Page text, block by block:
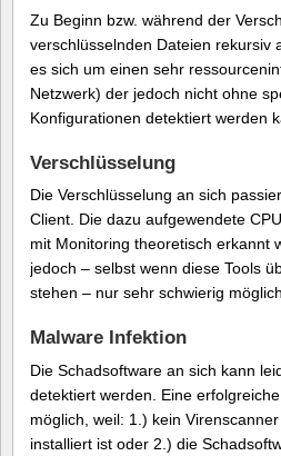
Zu Beginn bzw. während der
verschlüsselnden Dateien rekursiv
es sich um einen sehr
Netzwerk) der jedoch nicht ohne
Konfigurationen detektiert werden
Verschlüsselung
Die Verschlüsselung an sich
Client. Die dazu aufgewendete
mit Monitoring theoretisch erkannt
jedoch – selbst wenn diese Tools
stehen – nur sehr schwierig möglich.
Malware Infektion
Die Schadsoftware an sich kann
detektiert werden. Eine
möglich, weil: 1.) kein
installiert ist oder 2.) die